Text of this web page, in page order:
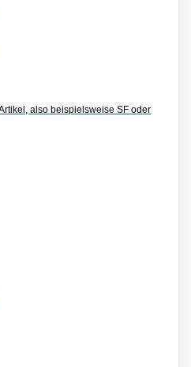
also beispielsweise SF oder